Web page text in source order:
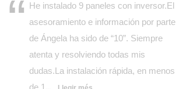
He instalado 9 paneles con inversor.El
asesoramiento e información por parte
de Ángela ha sido de “10”. Siempre
atenta y resolviendo todas mis
dudas.La instalación rápida, en menos
de 1